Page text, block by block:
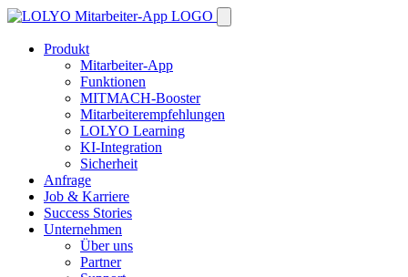
Produkt
Mitarbeiter-App
Funktionen
MITMACH-Booster
Mitarbeiterempfehlungen
LOLYO Learning
KI-Integration
Sicherheit
Anfrage
Job & Karriere
Success Stories
Unternehmen
Über uns
Partner